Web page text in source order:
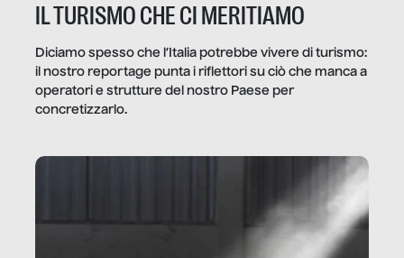
IL TURISMO CHE CI MERITIAMO
Diciamo spesso che l’Italia potrebbe vivere di turismo:
il nostro reportage punta i riflettori su ciò che manca a
operatori e strutture del nostro Paese per
concretizzarlo.